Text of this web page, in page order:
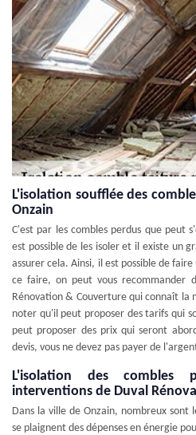
L'isolation soufflée des
Onzain
C'est par les combles perdus que peut
est possible de les isoler et il existe un
assurer cela. Ainsi, il est possible de
ce faire, on peut vous recommander
Rénovation & Couverture qui connaît la
noter qu'il peut proposer des tarifs qui
peut proposer des prix qui seront
devis, vous ne devez pas payer de
L'isolation des combles
interventions de Duval
Dans la ville de Onzain, nombreux sont
se plaignent des dépenses en énergie